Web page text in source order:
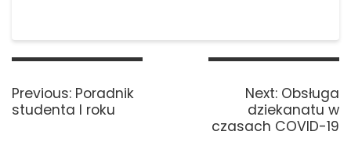
Nawigacja
Previous: Previous
post:
Poradnik
studenta I roku
Next: Next
post:
Obsługa
dziekanatu w
czasach COVID-19